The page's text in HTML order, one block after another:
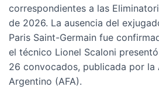
correspondientes a las
de 2026. La ausencia del
Paris Saint-Germain fue
el técnico Lionel Scaloni
26 convocados, publicada por la
Argentino (AFA).